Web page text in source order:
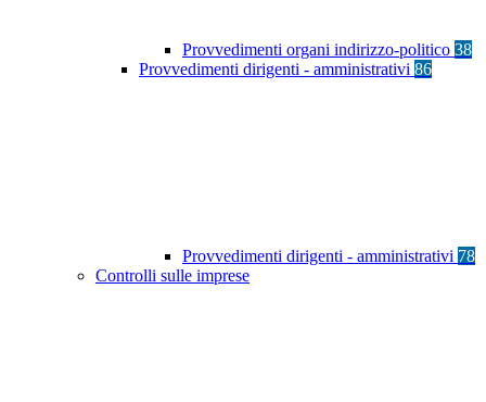
Provvedimenti organi indirizzo-politico 38
Provvedimenti dirigenti - amministrativi 86
Provvedimenti dirigenti - amministrativi 78
Controlli sulle imprese